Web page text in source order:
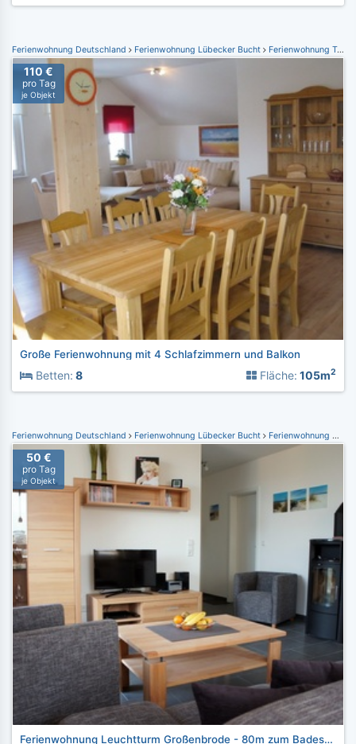
Ferienwohnung Deutschland Ferienwohnung Lübecker Bucht Ferienwohnung Travemünde
110 €
pro Tag
je Objekt
Große Ferienwohnung mit 4 Schlafzimmern und Balkon
Betten: 8 Fläche: 105m2
Ferienwohnung Deutschland Ferienwohnung Lübecker Bucht Ferienwohnung Großenbrode
50 €
pro Tag
je Objekt
Ferienwohnung Leuchtturm Großenbrode - 80m zum Badestrand